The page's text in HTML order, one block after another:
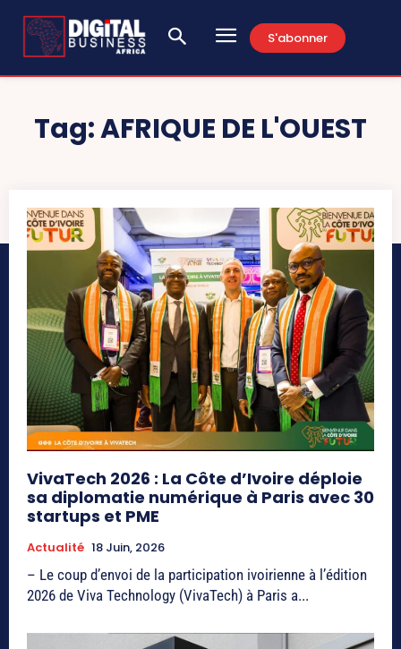
S'abonner
Tag:AFRIQUE DE L'OUEST
VivaTech 2026 : La Côte d’Ivoire déploie
sa diplomatie numérique à Paris avec 30
startups et PME
Actualité 18 Juin, 2026
– Le coup d’envoi de la participation ivoirienne à l’édition
2026 de Viva Technology (VivaTech) à Paris a...